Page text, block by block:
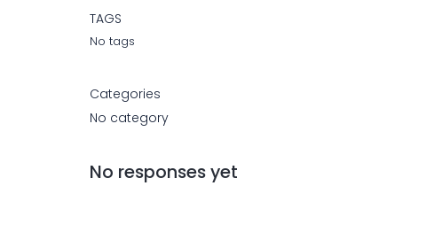
TAGS
No tags
Categories
No category
No responses yet